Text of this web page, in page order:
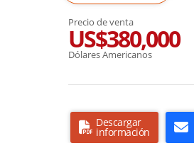
Precio de venta
US$380,000
Dólares Americanos
Descargar
información